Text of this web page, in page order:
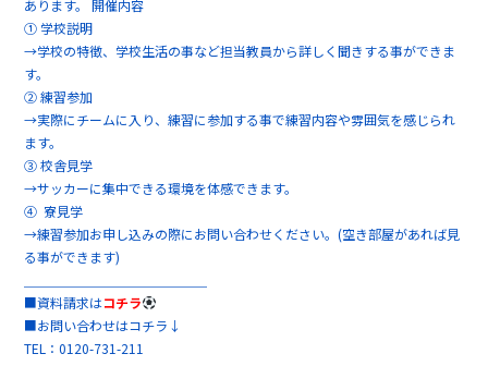
あります。 開催内容
① 学校説明
→学校の特徴、学校生活の事など担当教員から詳しく聞きする事ができま
す。
② 練習参加
→実際にチームに入り、練習に参加する事で練習内容や雰囲気を感じられ
ます。
③ 校舎見学
→サッカーに集中できる環境を体感できます。
④ 寮見学
→練習参加お申し込みの際にお問い合わせください。(空き部屋があれば見
る事ができます)
■資料請求はコチラ
■お問い合わせはコチラ↓
TEL：0120-731-211